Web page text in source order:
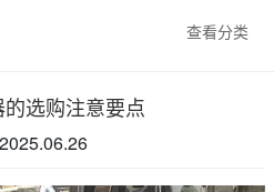
查看分类
选购注意要点
2025.06.26